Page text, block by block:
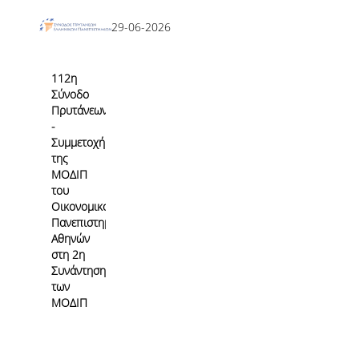
Εσωτερικό Σύστημα Διασφάλισης Ποιότητας
Δομή του ΕΣΔΠ
Εγχειρίδιο Ποιότητας
Στοχοθεσία Ποιότητας
Πληροφοριακό Σύστημα
Ερευνητικού & Διδακτικού έργου
Διαχείρισης Δεδομένων Ποιότητας
Εσωτερικών Εκθέσεων
29-06-2026
112η
Σύνοδο
Πρυτάνεων
-
Συμμετοχή
της
ΜΟΔΙΠ
του
Οικονομικού
Πανεπιστημίου
Αθηνών
στη 2η
Συνάντηση
των
ΜΟΔΙΠ